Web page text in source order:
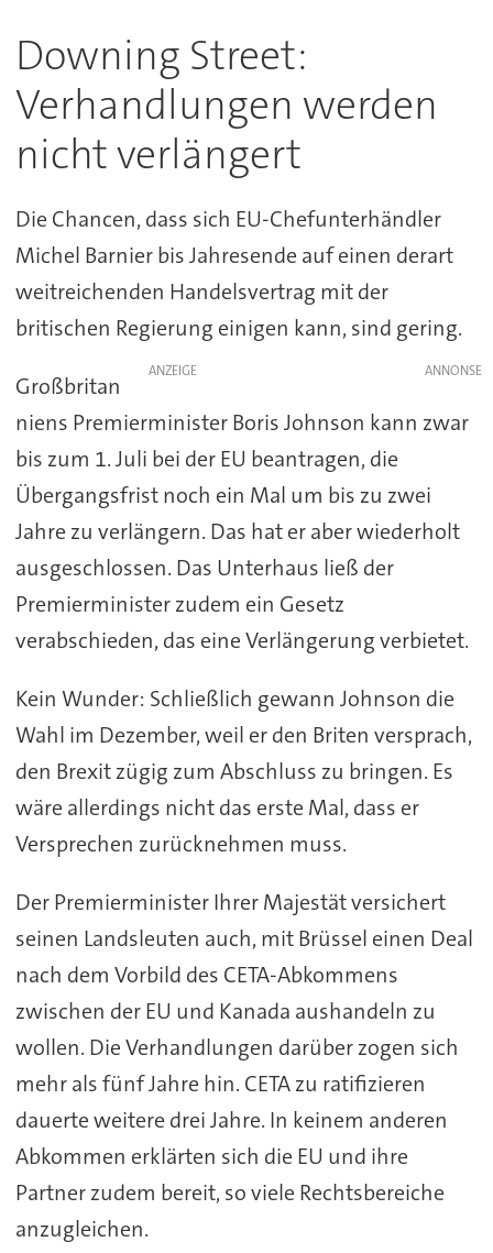
Downing Street:
Verhandlungen werden
nicht verlängert
Die Chancen, dass sich EU-Chefunterhändler
Michel Barnier bis Jahresende auf einen derart
weitreichenden Handelsvertrag mit der
britischen Regierung einigen kann, sind gering.
ANZEIGE
Großbritan
niens Premierminister Boris Johnson kann zwar
bis zum 1. Juli bei der EU beantragen, die
Übergangsfrist noch ein Mal um bis zu zwei
Jahre zu verlängern. Das hat er aber wiederholt
ausgeschlossen. Das Unterhaus ließ der
Premierminister zudem ein Gesetz
verabschieden, das eine Verlängerung verbietet.
Kein Wunder: Schließlich gewann Johnson die
Wahl im Dezember, weil er den Briten versprach,
den Brexit zügig zum Abschluss zu bringen. Es
wäre allerdings nicht das erste Mal, dass er
Versprechen zurücknehmen muss.
Der Premierminister Ihrer Majestät versichert
seinen Landsleuten auch, mit Brüssel einen Deal
nach dem Vorbild des CETA-Abkommens
zwischen der EU und Kanada aushandeln zu
wollen. Die Verhandlungen darüber zogen sich
mehr als fünf Jahre hin. CETA zu ratifizieren
dauerte weitere drei Jahre. In keinem anderen
Abkommen erklärten sich die EU und ihre
Partner zudem bereit, so viele Rechtsbereiche
anzugleichen.